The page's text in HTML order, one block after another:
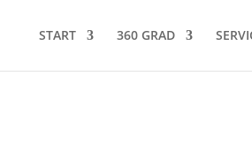
START 360 GRAD